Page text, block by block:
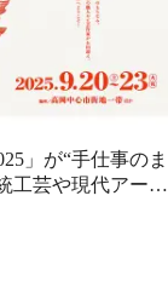
」が“手仕事のま
工芸や現代アート